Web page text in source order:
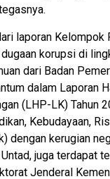
laporan Kelompok
korupsi di
dari Badan
dalam Laporan
(LHP-LK) Tahun
Kebudayaan,
dengan kerugian
juga terdapat
Jenderal